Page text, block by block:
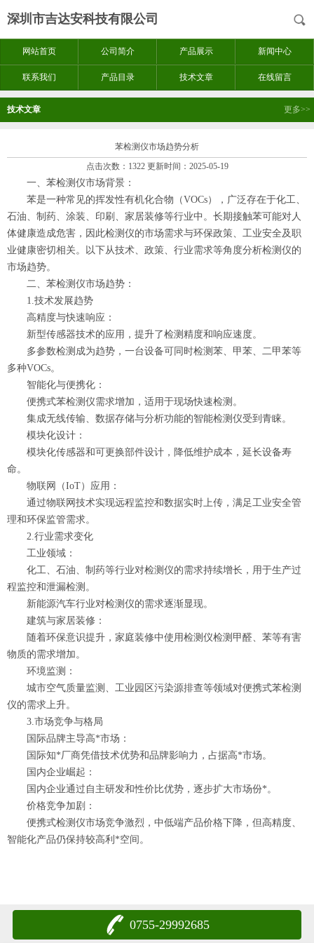
深圳市吉达安科技有限公司
网站首页 公司简介 产品展示 新闻中心
联系我们 产品目录 技术文章 在线留言
技术文章 更多>>
苯检测仪市场趋势分析
点击次数：1322 更新时间：2025-05-19
一、苯检测仪市场背景：
苯是一种常见的挥发性有机化合物（VOCs），广泛存在于化工、
石油、制药、涂装、印刷、家居装修等行业中。长期接触苯可能对人
体健康造成危害，因此检测仪的市场需求与环保政策、工业安全及职
业健康密切相关。以下从技术、政策、行业需求等角度分析检测仪的
市场趋势。
二、苯检测仪市场趋势：
1.技术发展趋势
高精度与快速响应：
新型传感器技术的应用，提升了检测精度和响应速度。
多参数检测成为趋势，一台设备可同时检测苯、甲苯、二甲苯等
多种VOCs。
智能化与便携化：
便携式苯检测仪需求增加，适用于现场快速检测。
集成无线传输、数据存储与分析功能的智能检测仪受到青睐。
模块化设计：
模块化传感器和可更换部件设计，降低维护成本，延长设备寿
命。
物联网（IoT）应用：
通过物联网技术实现远程监控和数据实时上传，满足工业安全管
理和环保监管需求。
2.行业需求变化
工业领域：
化工、石油、制药等行业对检测仪的需求持续增长，用于生产过
程监控和泄漏检测。
新能源汽车行业对检测仪的需求逐渐显现。
建筑与家居装修：
随着环保意识提升，家庭装修中使用检测仪检测甲醛、苯等有害
物质的需求增加。
环境监测：
城市空气质量监测、工业园区污染源排查等领域对便携式苯检测
仪的需求上升。
3.市场竞争与格局
国际品牌主导高*市场：
国际知*厂商凭借技术优势和品牌影响力，占据高*市场。
国内企业崛起：
国内企业通过自主研发和性价比优势，逐步扩大市场份*。
价格竞争加剧：
便携式检测仪市场竞争激烈，中低端产品价格下降，但高精度、
智能化产品仍保持较高利*空间。
0755-29992685